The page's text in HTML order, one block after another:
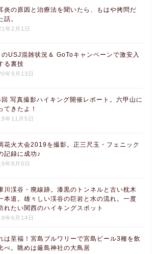
炎の原因と治療法を聞いたら、もはや拷問だ
話。
年2月1日
USJ混雑状況＆ GoToキャンペーンで激安入
る裏技
年9月13日
写真撮影ハイキング開催レポート。六甲山に
てきたよ！
年11月5日
花火大会2019を撮影。正三尺玉・フェニック
記録に成功♪
年8月6日
川渓谷・廃線跡。漆黒のトンネルと古い枕木
本道。雄々しい渓谷の巨岩と水の流れ。一度
れたい関西のハイキングスポット
年6月14日
は至福！宮島ブルワリーで宮島ビール3種を飲
べ。眺めは厳島神社の大鳥居